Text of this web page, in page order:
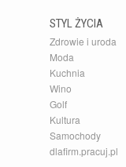
STYL ŻYCIA
Zdrowie i uroda
Moda
Kuchnia
Wino
Golf
Kultura
Samochody
dlafirm.pracuj.pl